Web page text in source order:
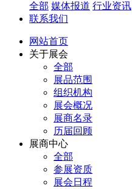
全部 媒体报道 行业资讯
联系我们
网站首页
关于展会
全部
展品范围
组织机构
展会概况
展商名录
历届回顾
展商中心
全部
参展资质
展会日程